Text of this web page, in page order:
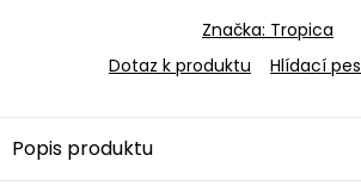
Značka: Tropica
Dotaz k produktu
Hlídací pes
Popis produktu